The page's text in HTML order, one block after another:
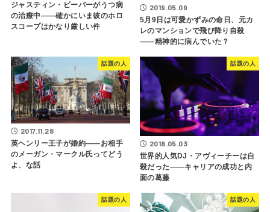
ジャスティン・ビーバーがうつ病
の治療中――確かにいま彼のホロ
スコープはかなり厳しい件
2019.05.09
5月9日は可愛かずみの命日、元カ
レのマンションで飛び降り自殺
――精神的に病んでいた？
話題の人
2017.11.28
英ヘンリー王子が婚約――お相手
のメーガン・マークル氏ってどう
よ、な話
話題の人
2018.05.03
世界的人気DJ・アヴィーチーは自
殺だった――キャリアの成功と内
面の葛藤
話題の人 話題の人